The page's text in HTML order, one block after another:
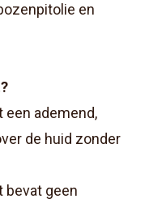
en
een ademend,
de huid zonder
bevat geen